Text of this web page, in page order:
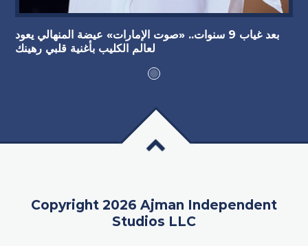
بعد غياب 9 سنوات.. «صوت الإمارات» عيضة المنهالي يعود
لعالم الكليب بأغنية قلبي رهينك
Copyright 2026 Ajman Independent
Studios LLC